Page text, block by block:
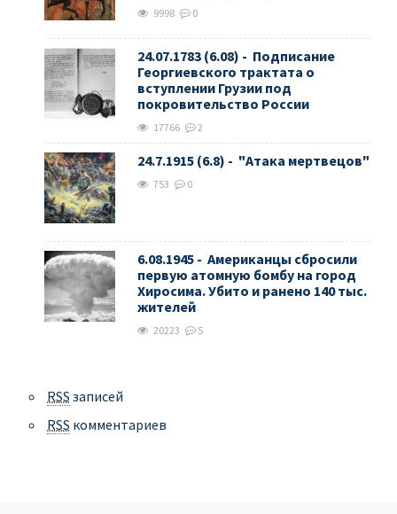
9998 0
24.07.1783 (6.08) - Подписание
Георгиевского трактата о
вступлении Грузии под
покровительство России
17766 2
24.7.1915 (6.8) - "Атака мертвецов"
753 0
6.08.1945 - Американцы сбросили
первую атомную бомбу на город
Хиросима. Убито и ранено 140 тыс.
жителей
20223 5
RSS записей
RSS комментариев